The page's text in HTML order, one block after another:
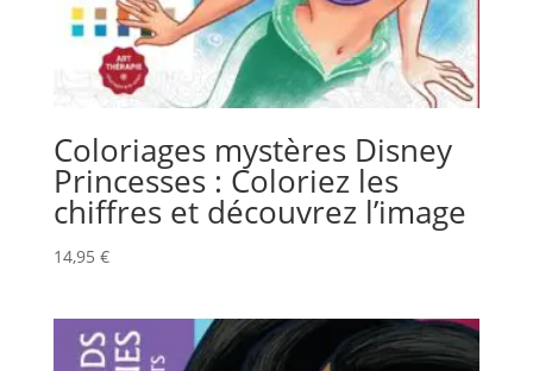
Coloriages mystères Disney
Princesses : Coloriez les
chiffres et découvrez l’image
14,95 €